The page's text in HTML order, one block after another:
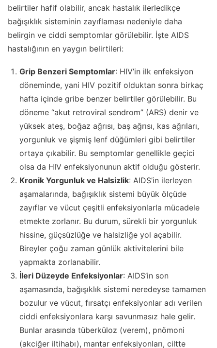
belirtiler hafif olabilir, ancak hastalık ilerledikçe
bağışıklık sisteminin zayıflaması nedeniyle daha
belirgin ve ciddi semptomlar görülebilir. İşte AIDS
hastalığının en yaygın belirtileri:
Grip Benzeri Semptomlar: HIV’in ilk enfeksiyon
döneminde, yani HIV pozitif olduktan sonra birkaç
hafta içinde gribe benzer belirtiler görülebilir. Bu
döneme “akut retroviral sendrom” (ARS) denir ve
yüksek ateş, boğaz ağrısı, baş ağrısı, kas ağrıları,
yorgunluk ve şişmiş lenf düğümleri gibi belirtiler
ortaya çıkabilir. Bu semptomlar genellikle geçici
olsa da HIV enfeksiyonunun aktif olduğu gösterir.
Kronik Yorgunluk ve Halsizlik: AIDS’in ilerleyen
aşamalarında, bağışıklık sistemi büyük ölçüde
zayıflar ve vücut çeşitli enfeksiyonlarla mücadele
etmekte zorlanır. Bu durum, sürekli bir yorgunluk
hissine, güçsüzlüğe ve halsizliğe yol açabilir.
Bireyler çoğu zaman günlük aktivitelerini bile
yapmakta zorlanabilir.
İleri Düzeyde Enfeksiyonlar: AIDS’in son
aşamasında, bağışıklık sistemi neredeyse tamamen
bozulur ve vücut, fırsatçı enfeksiyonlar adı verilen
ciddi enfeksiyonlara karşı savunmasız hale gelir.
Bunlar arasında tüberküloz (verem), pnömoni
(akciğer iltihabı), mantar enfeksiyonları, ciltte